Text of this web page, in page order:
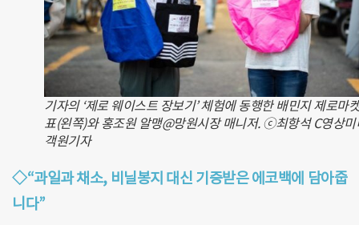
기자의 ‘제로 웨이스트 장보기’ 체험에 동행한 배민지 제로마
표(왼쪽)와 홍조원 알맹@망원시장 매니저. ⓒ최항석 C영상미
객원기자
◇“과일과 채소, 비닐봉지 대신 기증받은 에코백에 담아줍
니다”